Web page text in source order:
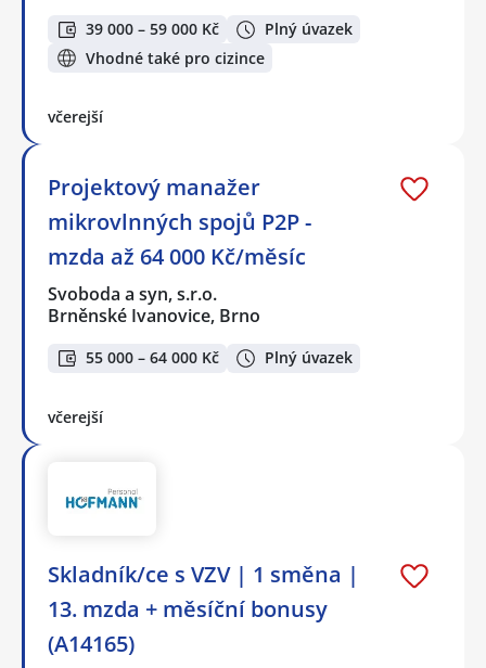
39 000 – 59 000 Kč
Plný úvazek
Vhodné také pro cizince
včerejší
Projektový manažer
mikrovlnných spojů P2P -
mzda až 64 000 Kč/měsíc
Svoboda a syn, s.r.o.
Brněnské Ivanovice, Brno
55 000 – 64 000 Kč Plný úvazek
včerejší
Skladník/ce s VZV | 1 směna |
13. mzda + měsíční bonusy
(A14165)